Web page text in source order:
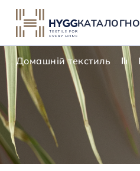
КАТАЛОГ
Домашній текстиль